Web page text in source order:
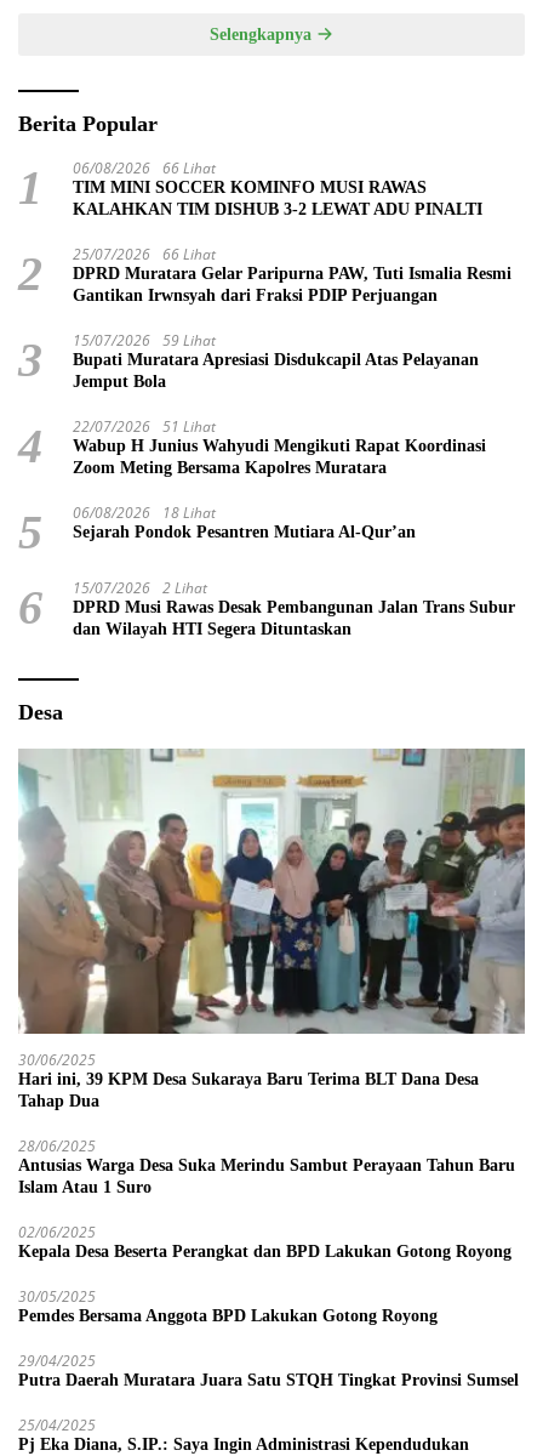
Selengkapnya
Berita Popular
1 06/08/2026 66 Lihat
TIM MINI SOCCER KOMINFO MUSI RAWAS
KALAHKAN TIM DISHUB 3-2 LEWAT ADU PINALTI
2 25/07/2026 66 Lihat
DPRD Muratara Gelar Paripurna PAW, Tuti Ismalia Resmi
Gantikan Irwnsyah dari Fraksi PDIP Perjuangan
3 15/07/2026 59 Lihat
Bupati Muratara Apresiasi Disdukcapil Atas Pelayanan
Jemput Bola
4 22/07/2026 51 Lihat
Wabup H Junius Wahyudi Mengikuti Rapat Koordinasi
Zoom Meting Bersama Kapolres Muratara
5 06/08/2026 18 Lihat
Sejarah Pondok Pesantren Mutiara Al-Qur’an
6 15/07/2026 2 Lihat
DPRD Musi Rawas Desak Pembangunan Jalan Trans Subur
dan Wilayah HTI Segera Dituntaskan
Desa
30/06/2025
Hari ini, 39 KPM Desa Sukaraya Baru Terima BLT Dana Desa
Tahap Dua
28/06/2025
Antusias Warga Desa Suka Merindu Sambut Perayaan Tahun Baru
Islam Atau 1 Suro
02/06/2025
Kepala Desa Beserta Perangkat dan BPD Lakukan Gotong Royong
30/05/2025
Pemdes Bersama Anggota BPD Lakukan Gotong Royong
29/04/2025
Putra Daerah Muratara Juara Satu STQH Tingkat Provinsi Sumsel
25/04/2025
Pj Eka Diana, S.IP.: Saya Ingin Administrasi Kependudukan